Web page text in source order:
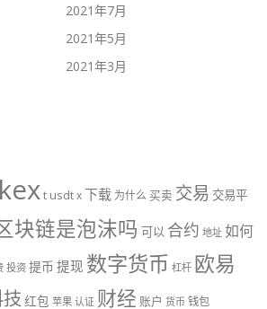
2021年7月
2021年5月
2021年3月
t usdtx下载 为什么 买卖 交易 交易平
块链是泡沫吗 可以 合约 地址 如何
投资 提币 提现 数字货币 杠杆 欧易
红包 苹果 认证 财经 账户 货币 钱包